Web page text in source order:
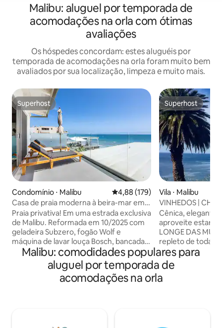
Malibu: aluguel por temporada de
acomodações na orla com ótimas
avaliações
Os hóspedes concordam: estes aluguéis por
temporada de acomodações na orla foram muito bem
avaliados por sua localização, limpeza e muito mais.
Superhost
Superhost
Condomínio ⋅ Malibu 4,88 de uma avaliação média de
4,88 (179)
Casa de praia moderna à beira-mar em
Malibu Road com ar-condicionado
Praia privativa! Em uma estrada exclusiva
de Malibu. Reformada em 10/2025 com
geladeira Subzero, fogão Wolf e
máquina de lavar louça Bosch, bancadas
de quartzo, banheiro novo, piso novo de
madeira de verdade, lavadora/secadora
na unidade e janelas novas com vista
para o mar. A unidade de frente para o
Superhost
Superhost
Vila ⋅ Malibu
VINHEDOS |
5 MIN | LAGO |
Cênica, elegante
aproveite estar
LONGE DAS
repleto de todas
VINHEDO,
RÁPIDO, smart
orgânico +
CHUVEIRO DE
Malibu: comodidades populares para
aluguel por temporada de
acomodações na orla